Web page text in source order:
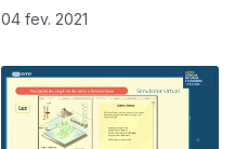
04 fev. 2021